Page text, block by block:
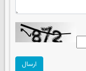
ارسال